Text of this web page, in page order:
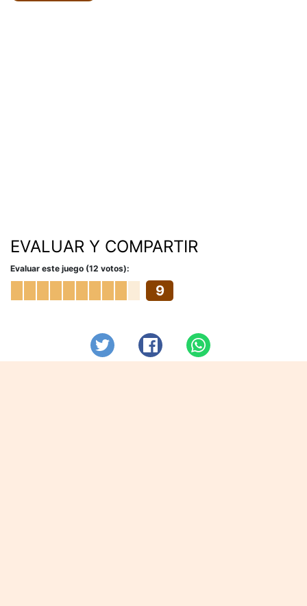
EVALUAR Y COMPARTIR
Evaluar este juego (12 votos):
9